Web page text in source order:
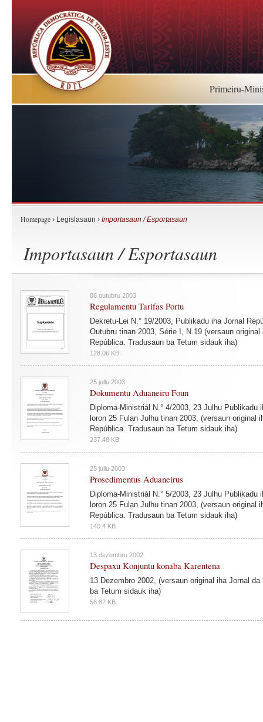
Primeiru-
Homepage › Legislasaun › Importasaun / Esportasaun
Importasaun / Esportasaun
08 outubru 2003
Regulamentu Tarifas Portu
Dekretu-Lei N.° 19/2003, Publikadu iha Jornal
Outubru tinan 2003, Série I, N.19 (versaun original
República. Tradusaun ba Tetum sidauk iha)
128.06 KB
25 jullu 2003
Dokumentu Aduaneiru Foun
Diploma-Ministriál N.° 4/2003, 23 Julhu Publikadu
loron 25 Fulan Julhu tinan 2003, (versaun original
República. Tradusaun ba Tetum sidauk iha)
237.48 KB
25 jullu 2003
Prosedimentus Aduaneirus
Diploma-Ministriál N.° 5/2003, 23 Julhu Publikadu
loron 25 Fulan Julhu tinan 2003, (versaun original
República. Tradusaun ba Tetum sidauk iha)
140.4 KB
13 dezembru 2002
Despaxu Konjuntu konaba Karentena
13 Dezembro 2002, (versaun original iha Jornal
ba Tetum sidauk iha)
56.82 KB